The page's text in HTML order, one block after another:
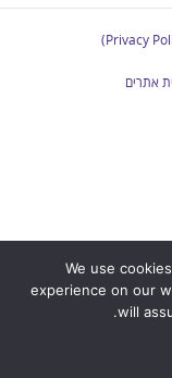
אתרים
We use
experience on our
will